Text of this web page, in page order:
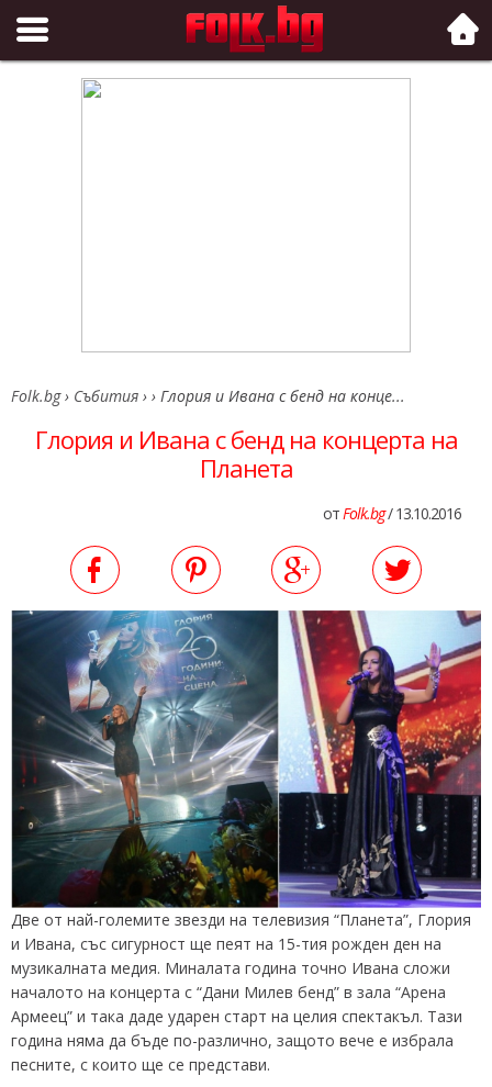
Folk.bg
Folk.bg › Събития › › Глория и Ивана с бенд на конце...
Глория и Ивана с бенд на концерта на
Планета
отFolk.bg/ 13.10.2016
Две от най-големите звезди на телевизия “Планета”, Глория
и Ивана, със сигурност ще пеят на 15-тия рожден ден на
музикалната медия. Миналата година точно Ивана сложи
началото на концерта с “Дани Милев бенд” в зала “Арена
Армеец” и така даде ударен старт на целия спектакъл. Тази
година няма да бъде по-различно, защото вече е избрала
песните, с които ще се представи.